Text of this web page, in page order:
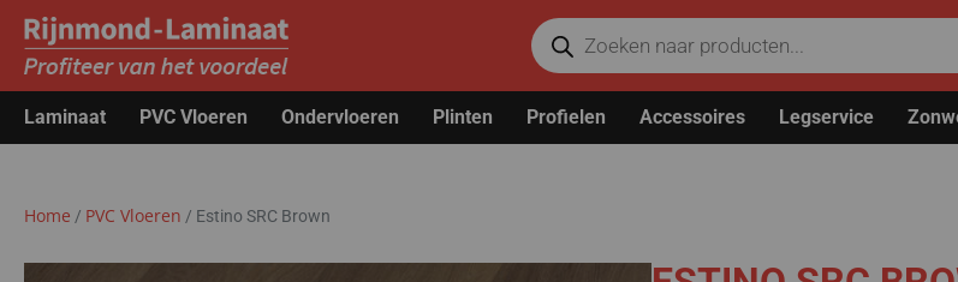
Laminaat PVC Vloeren Ondervloeren Plinten Profielen Accessoires Legservice
Home / PVC Vloeren / Estino SRC Brown